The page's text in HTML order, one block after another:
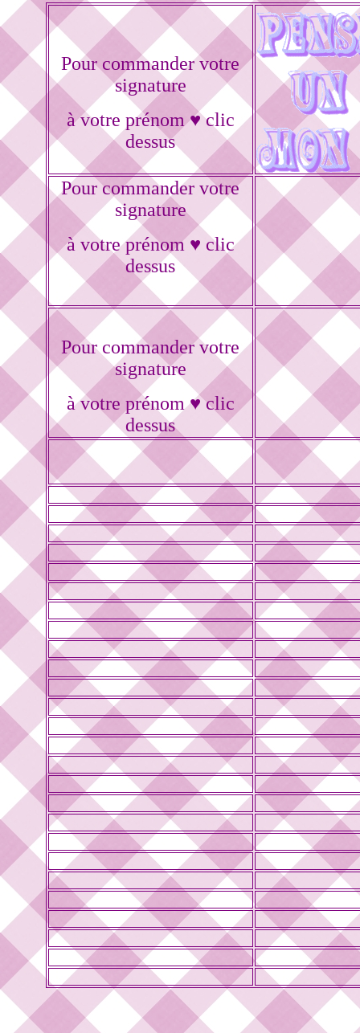
Pour commander votre
signature
à votre prénom ♥ clic
dessus
Pour commander votre
signature
à votre prénom ♥ clic
dessus
Pour commander votre
signature
à votre prénom ♥ clic
dessus